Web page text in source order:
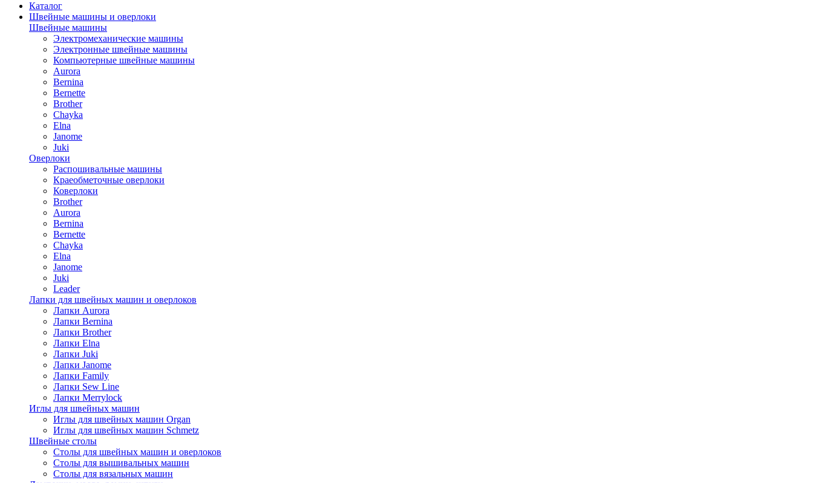
Каталог
Швейные машины и оверлоки
Швейные машины
Электромеханические машины
Электронные швейные машины
Компьютерные швейные машины
Aurora
Bernina
Bernette
Brother
Chayka
Elna
Janome
Juki
Оверлоки
Распошивальные машины
Краеобметочные оверлоки
Коверлоки
Brother
Aurora
Bernina
Bernette
Chayka
Elna
Janome
Juki
Leader
Лапки для швейных машин и оверлоков
Лапки Aurora
Лапки Bernina
Лапки Brother
Лапки Elna
Лапки Juki
Лапки Janome
Лапки Family
Лапки Sew Line
Лапки Merrylock
Иглы для швейных машин
Иглы для швейных машин Organ
Иглы для швейных машин Schmetz
Швейные столы
Столы для швейных машин и оверлоков
Столы для вышивальных машин
Столы для вязальных машин